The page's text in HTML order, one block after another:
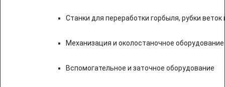
Станки для переработки горбыля, рубки веток
Механизация и околостаночное оборудование
Вспомогательное и заточное оборудование